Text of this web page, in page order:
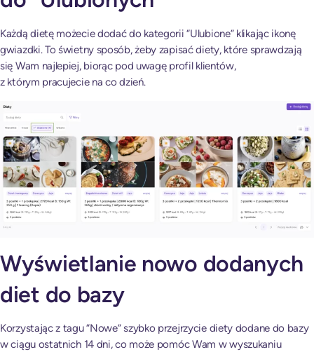
Każdą dietę możecie dodać do kategorii “Ulubione” klikając ikonę
gwiazdki. To świetny sposób, żeby zapisać diety, które sprawdzają
się Wam najlepiej, biorąc pod uwagę profil klientów,
z którym pracujecie na co dzień.
Wyświetlanie nowo dodanych
diet do bazy
Korzystając z tagu “Nowe” szybko przejrzycie diety dodane do bazy
w ciągu ostatnich 14 dni, co może pomóc Wam w wyszukaniu